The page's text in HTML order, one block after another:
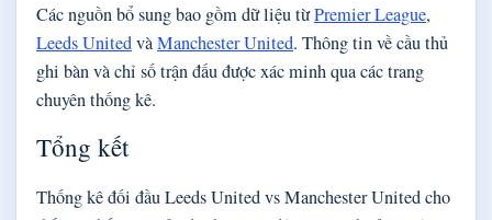
Các nguồn bổ sung bao gồm dữ liệu từPremier League,
Leeds UnitedvàManchester United. Thông tin về cầu thủ
ghi bàn và chỉ số trận đấu được xác minh qua các trang
chuyên thống kê.
Tổng kết
Thống kê đối đầu Leeds United vs Manchester United cho